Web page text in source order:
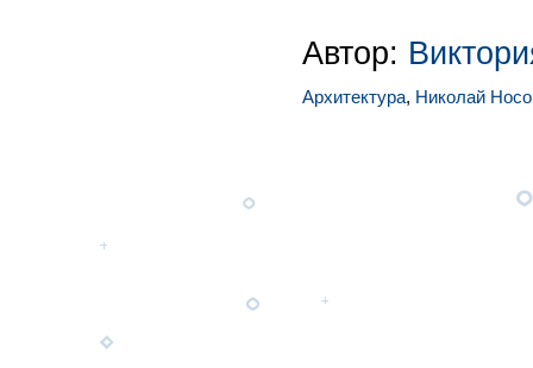
Автор:
Архитектура, Николай